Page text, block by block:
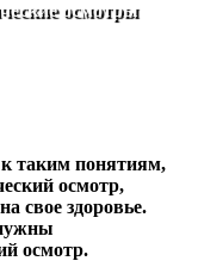
осмотры
к таким понятиям,
осмотр,
свое здоровье.
осмотр.